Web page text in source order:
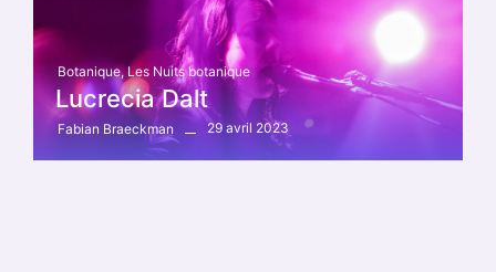
Botanique, Les Nuits botanique
Lucrecia Dalt
Fabian Braeckman 29 avril 2023